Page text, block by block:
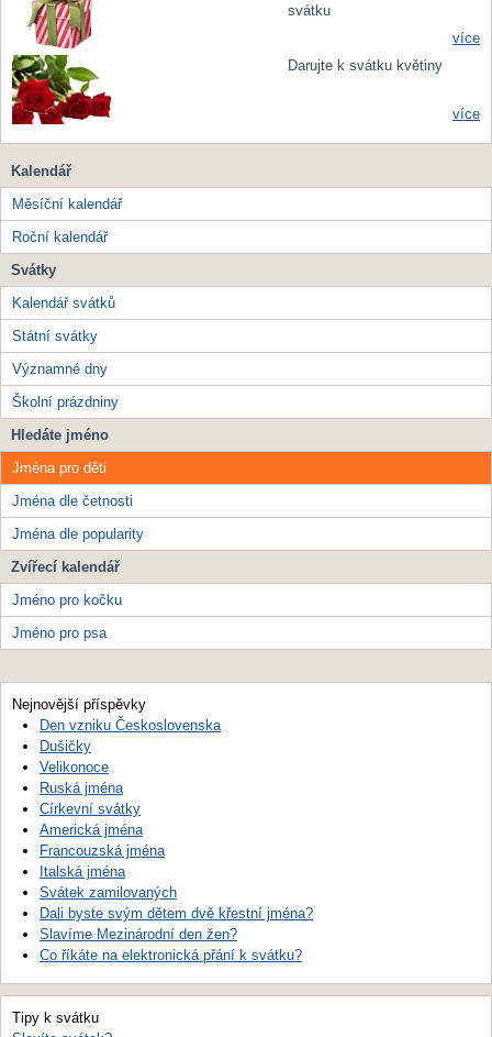
svátku
více
Darujte k svátku květiny
více
Kalendář
Měsíční kalendář
Roční kalendář
Svátky
Kalendář svátků
Státní svátky
Významné dny
Školní prázdniny
Hledáte jméno
Jména pro děti
Jména dle četnosti
Jména dle popularity
Zvířecí kalendář
Jméno pro kočku
Jméno pro psa
Nejnovější příspěvky
Den vzniku Československa
Dušičky
Velikonoce
Ruská jména
Církevní svátky
Americká jména
Francouzská jména
Italská jména
Svátek zamilovaných
Dali byste svým dětem dvě křestní jména?
Slavíme Mezinárodní den žen?
Co říkáte na elektronická přání k svátku?
Tipy k svátku